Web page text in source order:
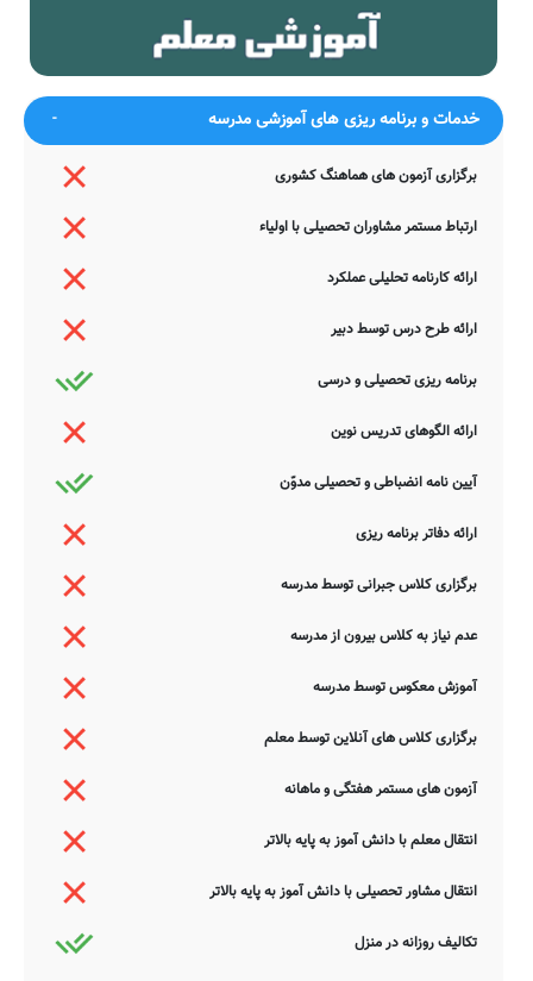
ممکن است در برخی از موارد، دچار خطا بوده و یا نیازمند بروزرسانی
باشند. چنانچه شما از عوامل این مدرسه هستید و یا اطلاعات دقیقتری در
این خصوص دارید عمیقاً خواهشمندیم ما را جهت اصلاح و تکمیل این
نظرات تکمیل کننده شما می باشد.
خدمات و برنامه ریزی های آموزشی مدرسه
برگزاری آزمون های هماهنگ کشوری
ارتباط مستمر مشاوران تحصیلی با اولیاء
ارائه کارنامه تحلیلی عملکرد
ارائه طرح درس توسط دبیر
برنامه ریزی تحصیلی و درسی
ارائه الگوهای تدریس نوین
آیین نامه انضباطی و تحصیلی مدوّن
ارائه دفاتر برنامه ریزی
برگزاری کلاس جبرانی توسط مدرسه
عدم نیاز به کلاس بیرون از مدرسه
آموزش معکوس توسط مدرسه
برگزاری کلاس های آنلاین توسط معلم
آزمون های مستمر هفتگی و ماهانه
انتقال معلم با دانش آموز به پایه بالاتر
انتقال مشاور تحصیلی با دانش آموز به پایه بالاتر
تکالیف روزانه در منزل